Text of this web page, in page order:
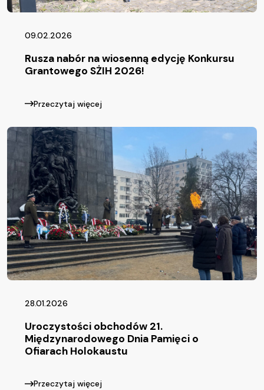
09.02.2026
Rusza nabór na wiosenną edycję Konkursu
Grantowego SŻIH 2026!
Przeczytaj więcej
28.01.2026
Uroczystości obchodów 21.
Międzynarodowego Dnia Pamięci o
Ofiarach Holokaustu
Przeczytaj więcej